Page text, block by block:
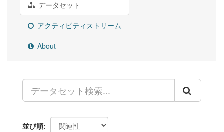
データセット
アクティビティストリーム
About
並び順